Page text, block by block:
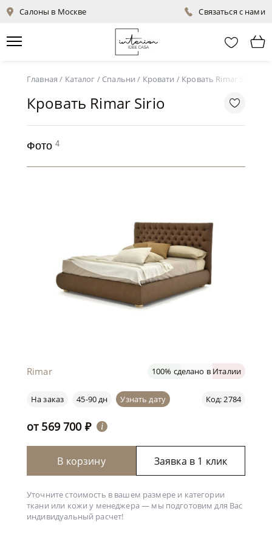
Салоны в Москве Связаться с нами
Главная / Каталог / Спальни / Кровати / Кровать Rimar Sirio
Кровать Rimar Sirio
Фото 4
Rimar 100% сделано в Италии
Код: 2784
На заказ 45-90 дн Узнать дату
от 569 700 ₽ i
В корзину Заявка в 1 клик
Уточните стоимость в вашем размере и категории
ткани или кожи у менеджера — мы подготовим для Вас
индивидуальный расчет!